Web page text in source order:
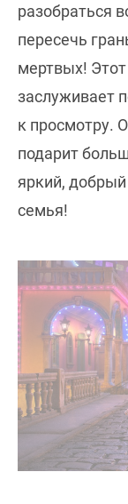
разобраться
пересечь
мертвых!
заслуживает
к просмотру.
подарит
яркий,
семья!